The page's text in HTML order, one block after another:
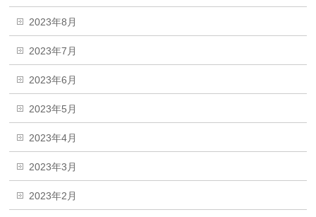
2023年8月
2023年7月
2023年6月
2023年5月
2023年4月
2023年3月
2023年2月